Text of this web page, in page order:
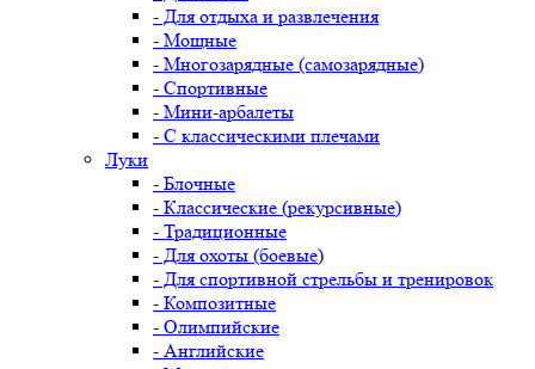
- Для отдыха и развлечения
- Мощные
- Многозарядные (самозарядные)
- Спортивные
- Мини-арбалеты
- С классическими плечами
Луки
- Блочные
- Классические (рекурсивные)
- Традиционные
- Для охоты (боевые)
- Для спортивной стрельбы и тренировок
- Композитные
- Олимпийские
- Английские